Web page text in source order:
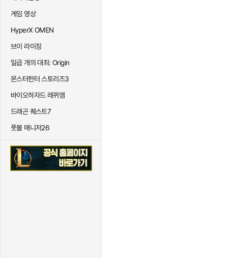
게임 영상
HyperX OMEN
브이 라이징
일곱 개의 대죄: Origin
몬스터헌터 스토리즈3
바이오하자드 레퀴엠
드래곤 퀘스트7
풋볼 매니저26